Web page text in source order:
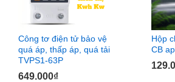
Công tơ điện tử bảo vệ
quá áp, thấp áp, quá tải
TVPS1-63P
649.000₫
Hộp
CB